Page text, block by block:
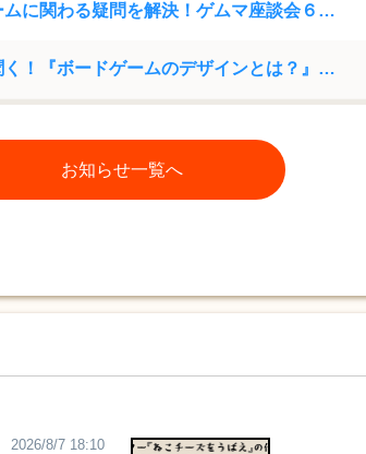
【開催報告】「ボードゲームに関わる疑問を解決！ゲムマ座談会６」アーカイブ動画を公開
【開催報告】「Bauzaに聞く！『ボードゲームのデザインとは？』」アーカイブ動画を公開
お知らせ一覧へ
2026/8/7 18:10